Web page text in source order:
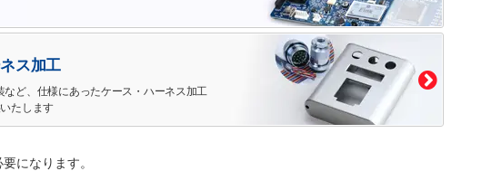
ス加工
など、仕様にあったケース・ハーネス加工
たします
になります。